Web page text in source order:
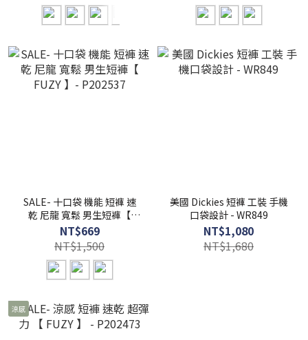
SALE- 十口袋 機能 短褲 速
乾 尼龍 寬鬆 男生短褲【
FUZY 】- P202537
NT$669
NT$1,500
美國 Dickies 短褲 工裝 手機
口袋設計 - WR849
NT$1,080
NT$1,680
涼感